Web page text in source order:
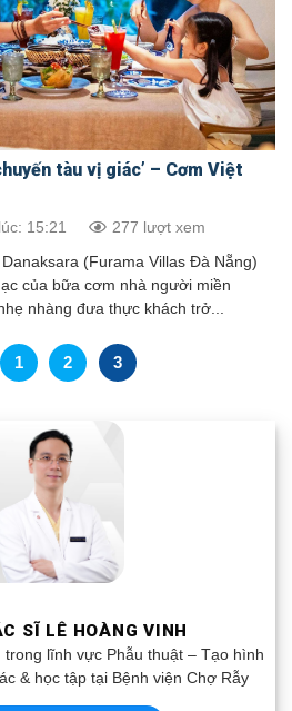
tàu vị giác’ – Cơm Việt
15:21 277 lượt xem
Danaksara (Furama Villas Đà Nẵng)
của bữa cơm nhà người miền
nhàng đưa thực khách trở...
1 2 3
SĨ LÊ HOÀNG VINH
trong lĩnh vực Phẫu thuật – Tạo hình
& học tập tại Bệnh viện Chợ Rẫy